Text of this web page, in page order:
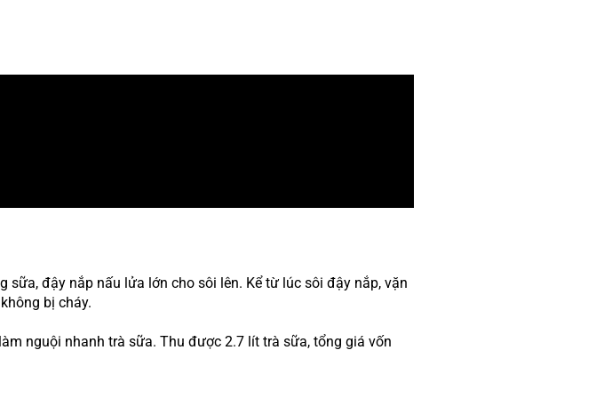
đậy nắp nấu lửa lớn cho sôi lên. Kể từ lúc sôi đậy nắp, vặn
bị cháy.
nguội nhanh trà sữa. Thu được 2.7 lít trà sữa, tổng giá vốn